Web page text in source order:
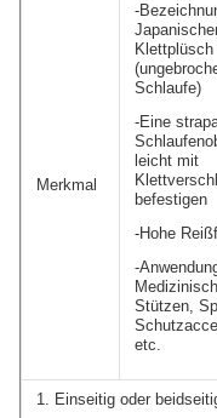
Merkmal
-
Schlaufe)
-Eine
leicht mit
befestigen
-Hohe
-
Stützen,
etc.
1. Einseitig oder